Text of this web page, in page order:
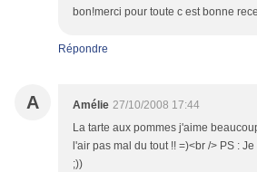
bon!merci pour toute c est bonne
Répondre
A Amélie 27/10/2008 17:44
La tarte aux pommes j'aime
l'air pas mal du tout !! =)<br /> PS :
;))